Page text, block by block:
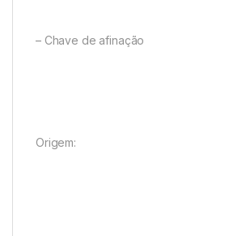
– Chave de afinação
Origem: